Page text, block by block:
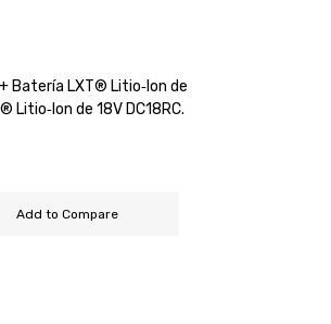
Batería LXT® Litio‑Ion de
Litio‑Ion de 18V DC18RC.
Add to Compare